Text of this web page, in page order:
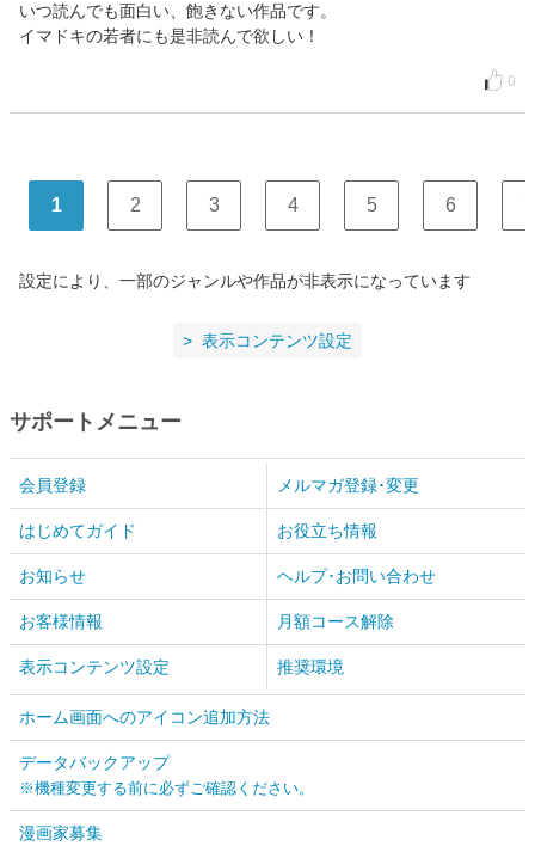
いつ読んでも面白い、飽きない作品です。
イマドキの若者にも是非読んで欲しい！
0
1 2 3 4 5 6 7
設定により、一部のジャンルや作品が非表示になっています
表示コンテンツ設定
サポートメニュー
会員登録 メルマガ登録･変更
はじめてガイド お役立ち情報
お知らせ ヘルプ･お問い合わせ
お客様情報 月額コース解除
表示コンテンツ設定 推奨環境
ホーム画面へのアイコン追加方法
データバックアップ
※機種変更する前に必ずご確認ください。
漫画家募集